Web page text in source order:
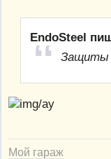
EndoSteel
Защиты
Мой гараж